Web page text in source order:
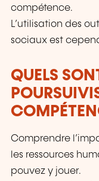
compétence.
L’utilisation des
sociaux est
QUELS
Comprendre
les ressources
pouvez y jouer.